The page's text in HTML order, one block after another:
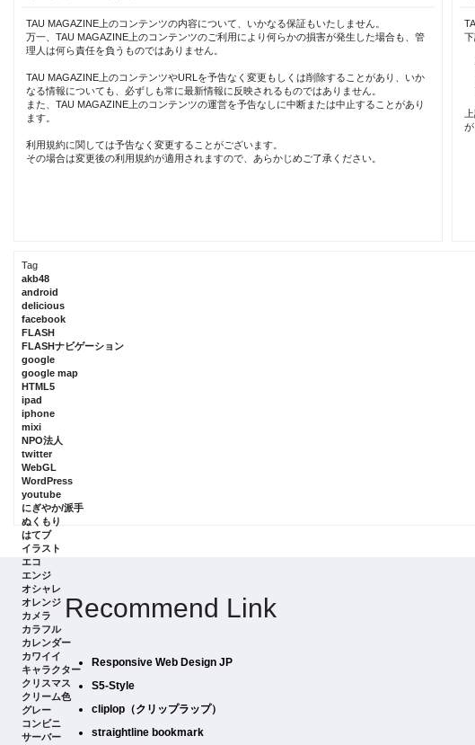
TAU MAGAZINE上のコンテンツの内容について、いかなる保証もいたしません。
万一、TAU MAGAZINE上のコンテンツのご利用により何らかの損害が発生した場合も、管
理人は何ら責任を負うものではありません。
TAU MAGAZINE上のコンテンツやURLを予告なく変更もしくは削除することがあり、いか
なる情報についても、必ずしも常に最新情報に反映されるものではありません。
また、TAU MAGAZINE上のコンテンツの運営を予告なしに中断または中止することがあり
ます。
利用規約に関しては予告なく変更することがございます。
その場合は変更後の利用規約が適用されますので、あらかじめご了承ください。
が
Tag
akb48
android
delicious
facebook
FLASH
FLASHナビゲーション
google
google map
HTML5
ipad
iphone
mixi
NPO法人
twitter
WebGL
WordPress
youtube
にぎやか/派手
ぬくもり
はてブ
イラスト
エコ
エンジ
オシャレ
オレンジ
カメラ
カラフル
カレンダー
カワイイ
キャラクター
クリスマス
クリーム色
グレー
コンビニ
サーバー
Recommend Link
Responsive Web Design JP
S5-Style
cliplop（クリップラップ）
straightline bookmark